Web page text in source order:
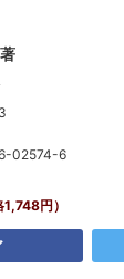
著
02574-6
円）